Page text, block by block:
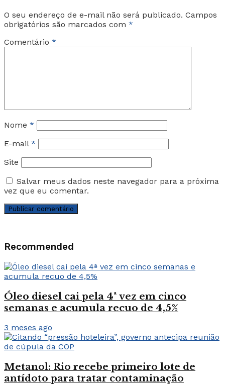
O seu endereço de e-mail não será publicado. Campos
obrigatórios são marcados com *
Comentário *
Nome *
E-mail *
Site
Salvar meus dados neste navegador para a próxima
vez que eu comentar.
Recommended
Óleo diesel cai pela 4ª vez em cinco
semanas e acumula recuo de 4,5%
3 meses ago
Metanol: Rio recebe primeiro lote de
antídoto para tratar contaminação